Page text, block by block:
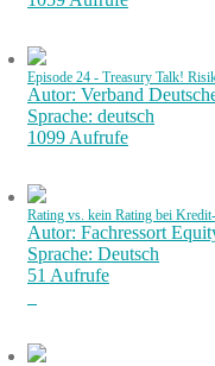
Episode 24 - Treasury Talk!
Autor: Verband
Sprache: deutsch
1099 Aufrufe
Rating vs. kein Rating bei
Autor: Fachressort
Sprache: Deutsch
51 Aufrufe